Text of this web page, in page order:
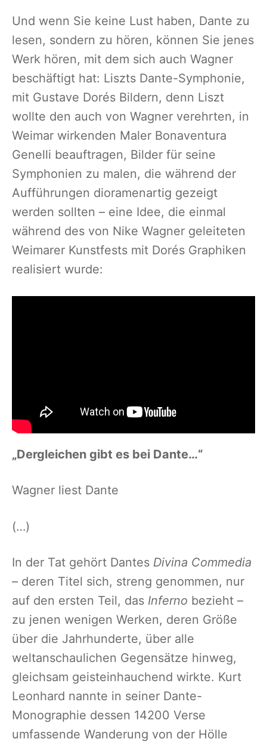
Und wenn Sie keine Lust haben, Dante zu
lesen, sondern zu hören, können Sie jenes
Werk hören, mit dem sich auch Wagner
beschäftigt hat: Liszts Dante-Symphonie,
mit Gustave Dorés Bildern, denn Liszt
wollte den auch von Wagner verehrten, in
Weimar wirkenden Maler Bonaventura
Genelli beauftragen, Bilder für seine
Symphonien zu malen, die während der
Aufführungen dioramenartig gezeigt
werden sollten – eine Idee, die einmal
während des von Nike Wagner geleiteten
Weimarer Kunstfests mit Dorés Graphiken
realisiert wurde:
„Dergleichen gibt es bei Dante…“
Wagner liest Dante
(…)
In der Tat gehört Dantes Divina Commedia
– deren Titel sich, streng genommen, nur
auf den ersten Teil, das Inferno bezieht –
zu jenen wenigen Werken, deren Größe
über die Jahrhunderte, über alle
weltanschaulichen Gegensätze hinweg,
gleichsam geisteinhauchend wirkte. Kurt
Leonhard nannte in seiner Dante-
Monographie dessen 14200 Verse
umfassende Wanderung von der Hölle